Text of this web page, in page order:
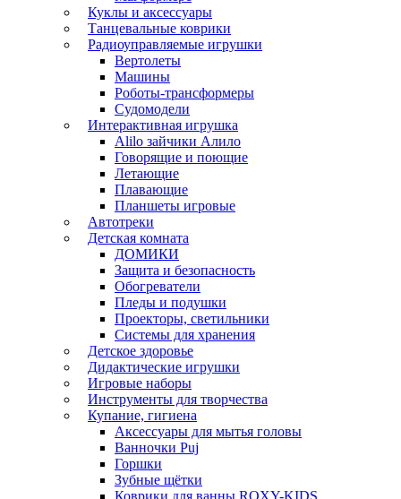
Куклы и аксессуары
Танцевальные коврики
Радиоуправляемые игрушки
Вертолеты
Машины
Роботы-трансформеры
Судомодели
Интерактивная игрушка
Alilo зайчики Алило
Говорящие и поющие
Летающие
Плавающие
Планшеты игровые
Автотреки
Детская комната
ДОМИКИ
Защита и безопасность
Обогреватели
Пледы и подушки
Проекторы, светильники
Системы для хранения
Детское здоровье
Дидактические игрушки
Игровые наборы
Инструменты для творчества
Купание, гигиена
Аксессуары для мытья головы
Ванночки Puj
Горшки
Зубные щётки
Коврики для ванны ROXY-KIDS